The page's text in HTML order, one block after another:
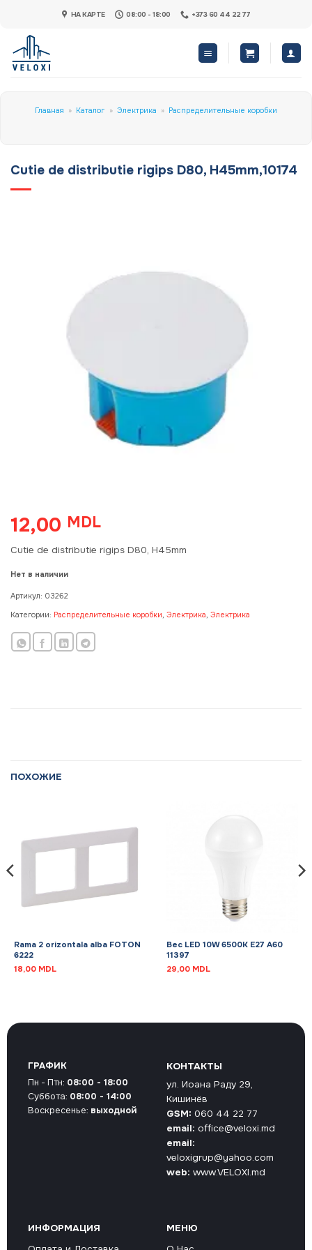
content
НА КАРТЕ 08:00 - 18:00 +373 60 44 22 77
Главная » Каталог » Электрика » Распределительные коробки
Cutie de distributie rigips D80, H45mm,10174
12,00 MDL
Cutie de distributie rigips D80, H45mm
Нет в наличии
Артикул: 03262
Категории: Распределительные коробки, Электрика, Электрика
ПОХОЖИЕ
Rama 2 orizontala alba FOTON
6222
18,00 MDL
Bec LED 10W 6500K E27 A60
11397
29,00 MDL
КОНТАКТЫ
ул. Иоана Раду 29,
Кишинёв
GSM: 060 44 22 77
email: office@veloxi.md
email:
veloxigrup@yahoo.com
web: www.VELOXI.md
ИНФОРМАЦИЯ
МЕНЮ
ГРАФИК
Пн - Птн: 08:00 - 18:00
Суббота: 08:00 - 14:00
Воскресенье: выходной